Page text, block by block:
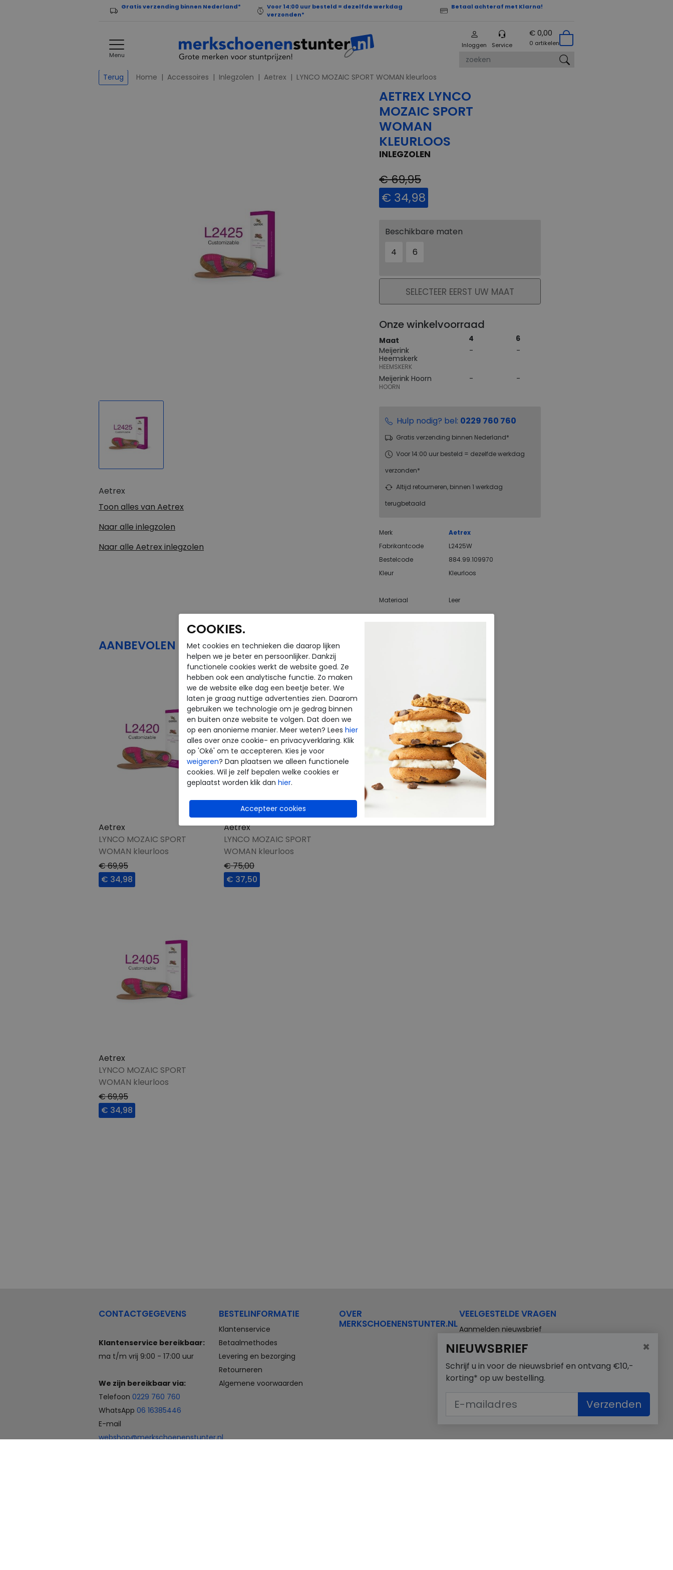
Gratis verzending binnen Nederland*
Voor 14:00 uur besteld = dezelfde werkdag
verzonden*
Betaal achteraf met Klarna!
Menu
Inloggen Service
€ 0,00
0 artikelen
Terug Home Accessoires Inlegzolen Aetrex LYNCO MOZAIC SPORT WOMAN kleurloos
Aetrex
Toon alles van Aetrex
Naar alle inlegzolen
Naar alle Aetrex inlegzolen
AETREX LYNCO
MOZAIC SPORT
WOMAN
KLEURLOOS
INLEGZOLEN
€ 69,95
€ 34,98
Beschikbare maten
4
6
PLAATS IN WINKELMAND
SELECTEER EERST UW MAAT
Onze winkelvoorraad
Maat 4
6
Meijerink
Heemskerk
HEEMSKERK
Meijerink Hoorn
HOORN
Hulp nodig? bel: 0229 760 760
Gratis verzending binnen Nederland*
Voor 14:00 uur besteld = dezelfde werkdag
verzonden*
Altijd retourneren, binnen 1 werkdag
terugbetaald
Merk
Aetrex
Fabrikantcode
L2425W
Bestelcode
884.99.109970
Kleur
Kleurloos
Materiaal Leer
AANBEVOLEN PRODUCTEN
Aetrex
LYNCO MOZAIC SPORT
WOMAN kleurloos
€ 69,95
€ 34,98
Aetrex
LYNCO MOZAIC SPORT
WOMAN kleurloos
€ 75,00
€ 37,50
Aetrex
LYNCO MOZAIC SPORT
WOMAN kleurloos
€ 69,95
€ 34,98
CONTACTGEGEVENS
Klantenservice bereikbaar:
ma t/m vrij 9:00 - 17:00 uur
We zijn bereikbaar via:
Telefoon 0229 760 760
WhatsApp 06 16385446
E-mail
webshop@merkschoenenstunter.nl
BESTELINFORMATIE
Klantenservice
Betaalmethodes
Levering en bezorging
Retourneren
Algemene voorwaarden
OVER
MERKSCHOENENSTUNTER.NL
VEELGESTELDE VRAGEN
Aanmelden nieuwsbrief
×
NIEUWSBRIEF
Schrijf u in voor de nieuwsbrief en ontvang €10,-
korting* op uw bestelling.
Verzenden
COOKIES.
Met cookies en technieken die daarop lijken
helpen we je beter en persoonlijker. Dankzij
functionele cookies werkt de website goed. Ze
hebben ook een analytische functie. Zo maken
we de website elke dag een beetje beter. We
laten je graag nuttige advertenties zien. Daarom
gebruiken we technologie om je gedrag binnen
en buiten onze website te volgen. Dat doen we
op een anonieme manier. Meer weten? Lees hier
alles over onze cookie- en privacyverklaring. Klik
op 'Oké' om te accepteren. Kies je voor
weigeren? Dan plaatsen we alleen functionele
cookies. Wil je zelf bepalen welke cookies er
geplaatst worden klik dan hier.